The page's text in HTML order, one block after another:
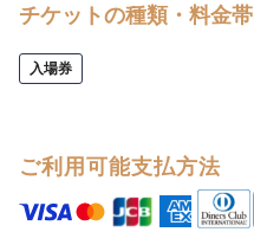
チケットの種類・料金帯
入場券
ご利用可能支払方法